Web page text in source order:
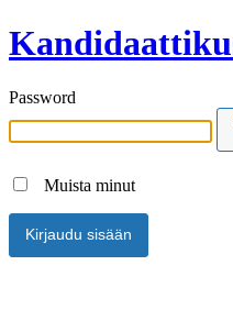
Password
Muista minut